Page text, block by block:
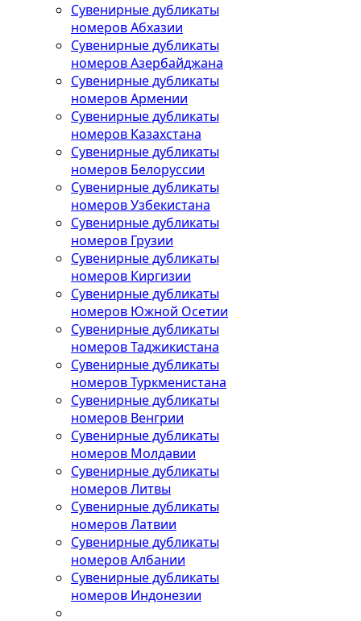
Сувенирные дубликаты
номеров Абхазии
Сувенирные дубликаты
номеров Азербайджана
Сувенирные дубликаты
номеров Армении
Сувенирные дубликаты
номеров Казахстана
Сувенирные дубликаты
номеров Белоруссии
Сувенирные дубликаты
номеров Узбекистана
Сувенирные дубликаты
номеров Грузии
Сувенирные дубликаты
номеров Киргизии
Сувенирные дубликаты
номеров Южной Осетии
Сувенирные дубликаты
номеров Таджикистана
Сувенирные дубликаты
номеров Туркменистана
Сувенирные дубликаты
номеров Венгрии
Сувенирные дубликаты
номеров Молдавии
Сувенирные дубликаты
номеров Литвы
Сувенирные дубликаты
номеров Латвии
Сувенирные дубликаты
номеров Албании
Сувенирные дубликаты
номеров Индонезии